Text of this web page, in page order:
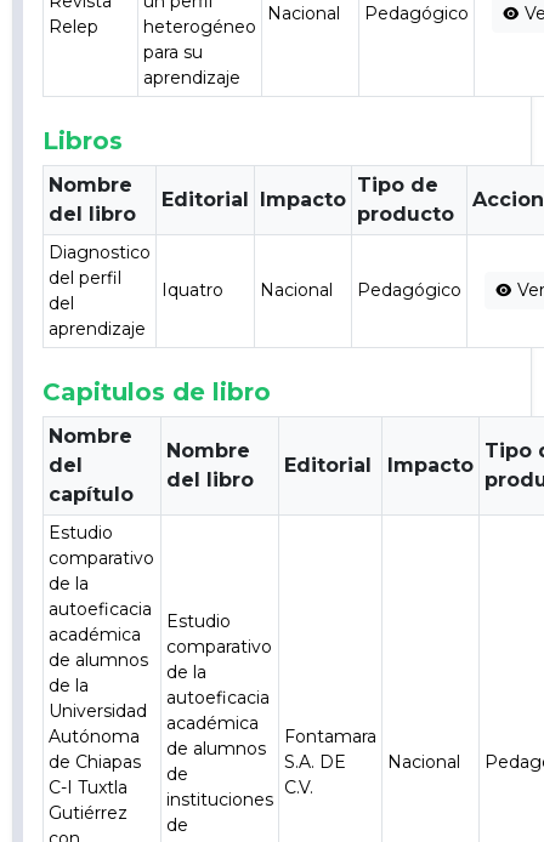
Relep
heterogéneo
para su
aprendizaje
Nacional Pedagógico
Libros
Nombre
del libro
Editorial Impacto
Tipo de
producto
Diagnostico
del perfil
del
aprendizaje
Iquatro Nacional Pedagógico
Capitulos de libro
Nombre
del
capítulo
Nombre
del libro
Editorial Impacto
Tipo
Estudio
comparativo
de la
autoeficacia
académica
de alumnos
de la
Universidad
Autónoma
de Chiapas
C-I Tuxtla
Gutiérrez
Estudio
comparativo
de la
autoeficacia
académica
de alumnos
de
instituciones
de
Fontamara
S.A. DE
C.V.
Nacional